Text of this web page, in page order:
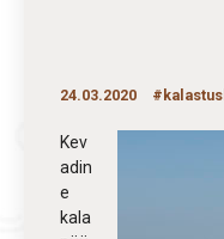
24.03.2020
Kev
adin
e
kala